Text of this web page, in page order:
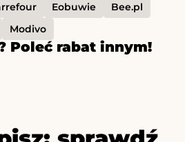
Eobuwie
Bee.pl
Modivo
Poleć rabat innym!